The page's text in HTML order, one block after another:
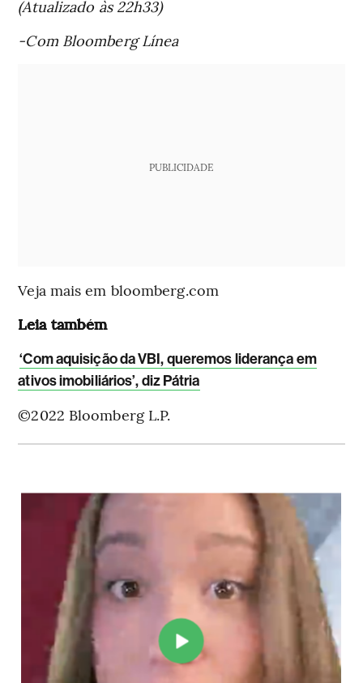
(Atualizado às 22h33)
-Com Bloomberg Línea
PUBLICIDADE
Veja mais em bloomberg.com
Leia também
‘Com aquisição da VBI, queremos liderança em
ativos imobiliários’, diz Pátria
©2022 Bloomberg L.P.